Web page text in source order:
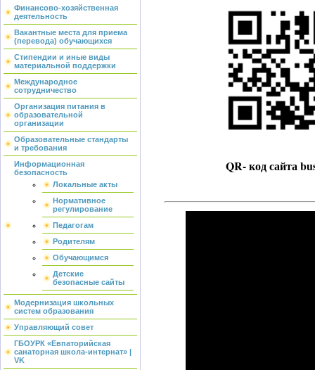
Финансово-хозяйственная
деятельность
Вакантные места для приема
(перевода) обучающихся
Стипендии и иные виды
материальной поддержки
Международное
сотрудничество
Организация питания в
образовательной
организации
Образовательные стандарты
и требования
Информационная
безопасность
Локальные акты
Нормативное
регулирование
Педагогам
Родителям
Обучающимся
Детские
безопасные сайты
Модернизация школьных
систем образования
Управляющий совет
ГБОУРК «Евпаторийская
санаторная школа-интернат» |
VK
QR- код сайта